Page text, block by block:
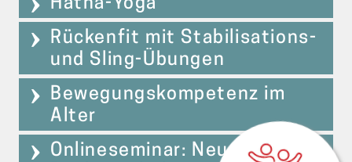
Rückenfit mit Stabilisations-
und Sling-Übungen
Bewegungskompetenz im
Alter
Onlineseminar: Neue